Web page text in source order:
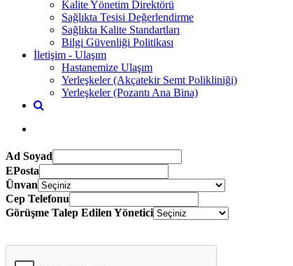
Kalite Yönetim Direktörü
Sağlıkta Tesisi Değerlendirme
Sağlıkta Kalite Standartları
Bilgi Güvenliği Politikası
İletişim - Ulaşım
Hastanemize Ulaşım
Yerleşkeler (Akçatekir Semt Polikliniği)
Yerleşkeler (Pozantı Ana Bina)
Ad Soyad
EPosta
Ünvan
Cep Telefonu
Görüşme Talep Edilen Yönetici